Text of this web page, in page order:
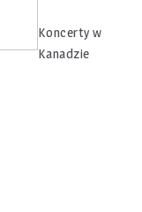
Koncerty w
Kanadzie